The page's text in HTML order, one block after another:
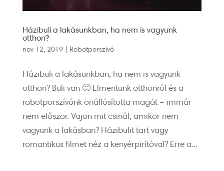
Házibuli a lakásunkban, ha nem is vagyunk
otthon?
nov 12, 2019| Robotporszívó
Házibuli a lakásunkban, ha nem is vagyunk
otthon? Buli van 🙂 Elmentünk otthonról és a
robotporszívónk önállósította magát – immár
nem először. Vajon mit csinál, amikor nem
vagyunk a lakásban? Házibulit tart vagy
romantikus filmet néz a kenyérpirítóval? Erre a...